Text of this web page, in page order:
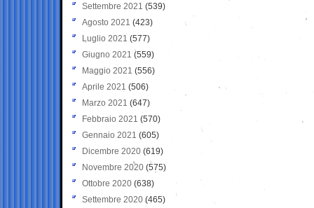
Settembre 2021 (539)
Agosto 2021 (423)
Luglio 2021 (577)
Giugno 2021(559)
Maggio 2021 (556)
Aprile 2021 (506)
Marzo 2021 (647)
Febbraio 2021 (570)
Gennaio 2021 (605)
Dicembre 2020 (619)
Novembre 2020 (575)
Ottobre 2020 (638)
Settembre 2020(465)